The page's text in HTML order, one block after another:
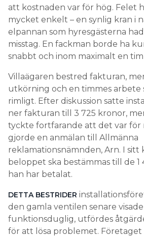
att kostnaden var för hög. Felet
mycket enkelt – en synlig kran i
elpannan som hyresgästerna
misstag. En fackman borde ha
snabbt och inom maximalt en
Villaägaren bestred fakturan,
utkörning och en timmes arbete
rimligt. Efter diskussion satte
ner fakturan till 3 725 kronor,
tyckte fortfarande att det var för
gjorde en anmälan till Allmänna
reklamationsnämnden, Arn. I sitt
beloppet ska bestämmas till de 1
han har betalat.
DETTA BESTRIDER
den gamla ventilen senare visade
funktionsduglig, utfördes
för att lösa problemet.